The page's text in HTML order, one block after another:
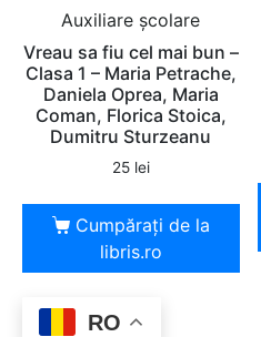
Auxiliare şcolare
Vreau sa fiu cel mai bun –
Clasa 1 – Maria Petrache,
Daniela Oprea, Maria
Coman, Florica Stoica,
Dumitru Sturzeanu
25 lei
Cumpărați de la
libris.ro
RO